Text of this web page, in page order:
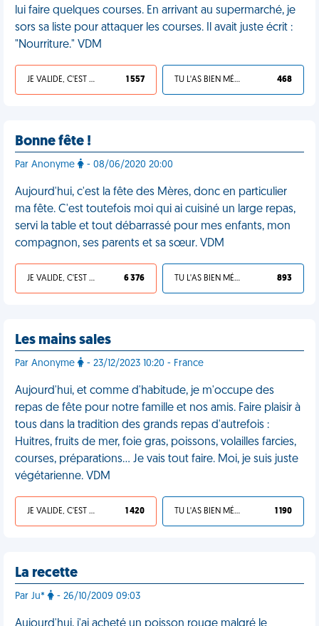
lui faire quelques courses. En arrivant au supermarché, je
sors sa liste pour attaquer les courses. Il avait juste écrit :
"Nourriture." VDM
JE VALIDE, C'EST UNE VDM 1 557 TU L'AS BIEN MÉRITÉ 468
Bonne fête !
Par Anonyme - 08/06/2020 20:00
Aujourd'hui, c'est la fête des Mères, donc en particulier
ma fête. C'est toutefois moi qui ai cuisiné un large repas,
servi la table et tout débarrassé pour mes enfants, mon
compagnon, ses parents et sa sœur. VDM
JE VALIDE, C'EST UNE VDM 6 376 TU L'AS BIEN MÉRITÉ 893
Les mains sales
Par Anonyme - 23/12/2023 10:20 - France
Aujourd'hui, et comme d'habitude, je m'occupe des
repas de fête pour notre famille et nos amis. Faire plaisir à
tous dans la tradition des grands repas d'autrefois :
Huitres, fruits de mer, foie gras, poissons, volailles farcies,
courses, préparations… Je vais tout faire. Moi, je suis juste
végétarienne. VDM
JE VALIDE, C'EST UNE VDM 1 420 TU L'AS BIEN MÉRITÉ 1 190
La recette
Par Ju* - 26/10/2009 09:03